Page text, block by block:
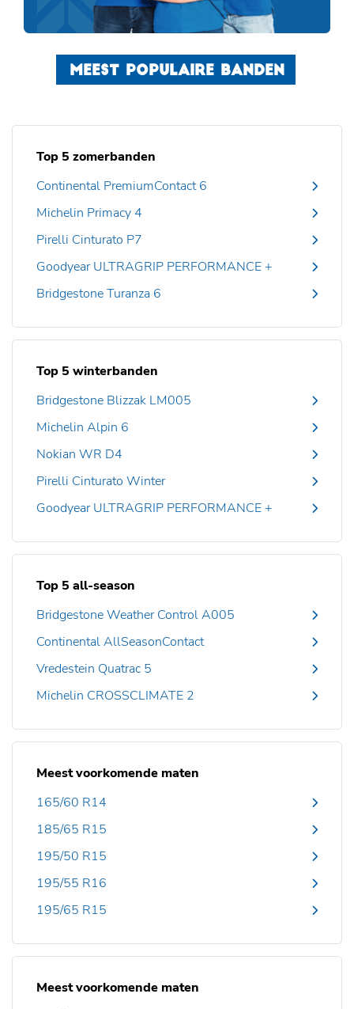
MEEST POPULAIRE BANDEN
Top 5 zomerbanden
Continental PremiumContact 6
Michelin Primacy 4
Pirelli Cinturato P7
Goodyear ULTRAGRIP PERFORMANCE +
Bridgestone Turanza 6
Top 5 winterbanden
Bridgestone Blizzak LM005
Michelin Alpin 6
Nokian WR D4
Pirelli Cinturato Winter
Goodyear ULTRAGRIP PERFORMANCE +
Top 5 all-season
Bridgestone Weather Control A005
Continental AllSeasonContact
Vredestein Quatrac 5
Michelin CROSSCLIMATE 2
Meest voorkomende maten
165/60 R14
185/65 R15
195/50 R15
195/55 R16
195/65 R15
Meest voorkomende maten